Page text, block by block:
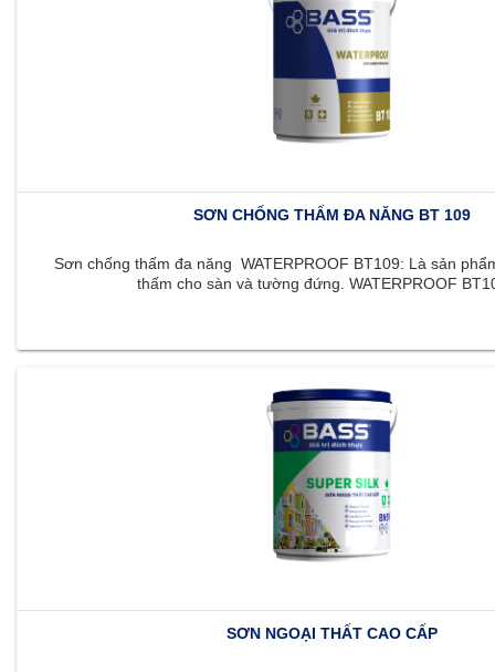
SƠN CHỐNG THẤM ĐA NĂNG BT 109
Sơn chống thấm đa năng WATERPROOF BT109: Là sản
thấm cho sàn và tường đứng. WATERPROOF
SƠN NGOẠI THẤT CAO CẤP